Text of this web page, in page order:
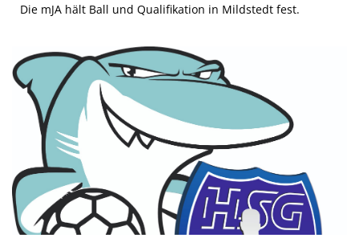
Die mJA hält Ball und Qualifikation in Mildstedt fest.